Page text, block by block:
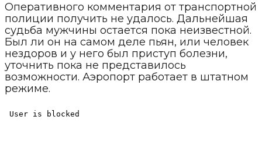
Оперативного комментария от транспортной
полиции получить не удалось. Дальнейшая
судьба мужчины остается пока неизвестной.
Был ли он на самом деле пьян, или человек
нездоров и у него был приступ болезни,
уточнить пока не представилось
возможности. Аэропорт работает в штатном
режиме.